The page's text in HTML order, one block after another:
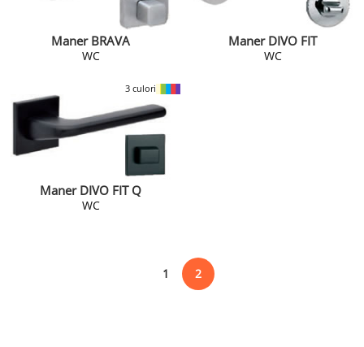
Maner BRAVA
WC
Maner DIVO FIT
WC
3 culori
Maner DIVO FIT Q
WC
1 2